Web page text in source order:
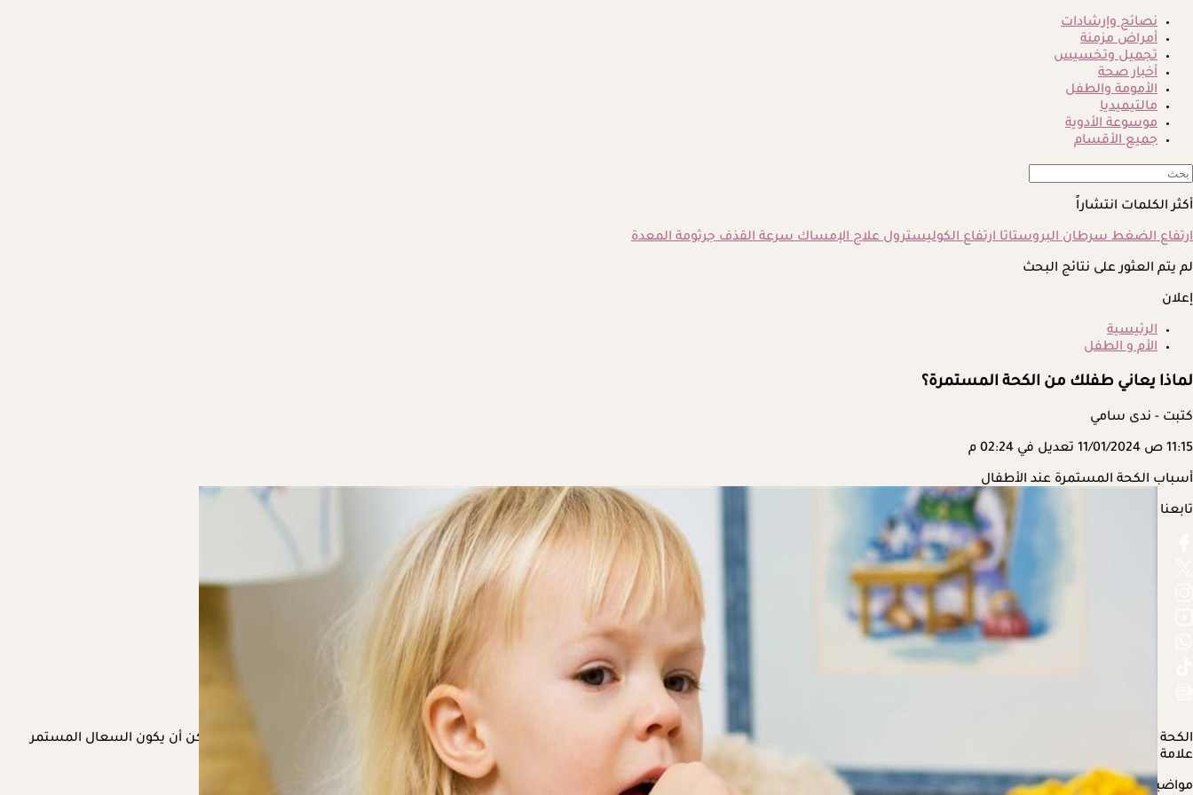
نصائح وإرشادات
أمراض مزمنة
تجميل وتخسيس
أخبار صحة
الأمومة والطفل
مالتيميديا
موسوعة الأدوية
جميع الأقسام
أكثر الكلمات انتشاراً
ارتفاع الضغطسرطان البروستاتاارتفاع الكوليسترولعلاج الإمساكسرعة القذفجرثومة المعدة
لم يتم العثور على نتائج البحث
إعلان
الرئيسية
الأم و الطفل
لماذا يعاني طفلك من الكحة المستمرة؟
كتبت - ندى سامي
11:15 ص 11/01/2024 تعديل في 02:24 م
أسباب الكحة المستمرة عند الأطفال
تابعنا على
الكحة رد فعل طبيعي للجسم لإزالة المخاط أو المواد الغريبة من الجهاز التنفسي، وعادة ما يكون السعال قصير الأجل ويزول من تلقاء نفسه، ومع ذلك، في بعض الحالات يمكن أن يكون السعال المستمر
علامة على حالة طبية أكثر خطورة.
مواضيع ذات صلة